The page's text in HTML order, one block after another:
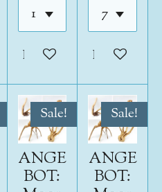
In den Warenkorb
In den
Sale!
ANGE
BOT:
Sale!
ANGE
BOT: